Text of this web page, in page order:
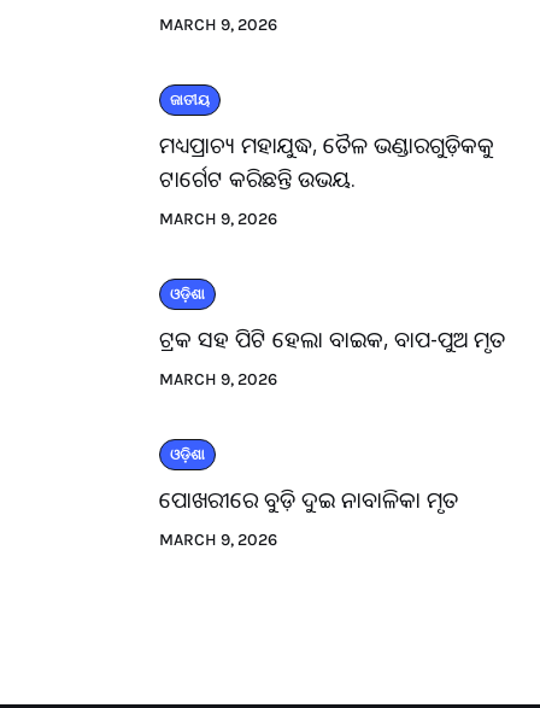
MARCH 9, 2026
ଜାତୀୟ
ମଧ୍ୟପ୍ରାଚ୍ୟ ମହାଯୁଦ୍ଧ, ତୈଳ ଭଣ୍ଡାରଗୁଡ଼ିକକୁ
ଟାର୍ଗେଟ କରିଛନ୍ତି ଉଭୟ.
MARCH 9, 2026
ଓଡ଼ିଶା
ଟ୍ରକ ସହ ପିଟି ହେଲା ବାଇକ, ବାପ-ପୁଅ ମୃତ
MARCH 9, 2026
ଓଡ଼ିଶା
ପୋଖରୀରେ ବୁଡ଼ି ଦୁଇ ନାବାଳିକା ମୃତ
MARCH 9, 2026